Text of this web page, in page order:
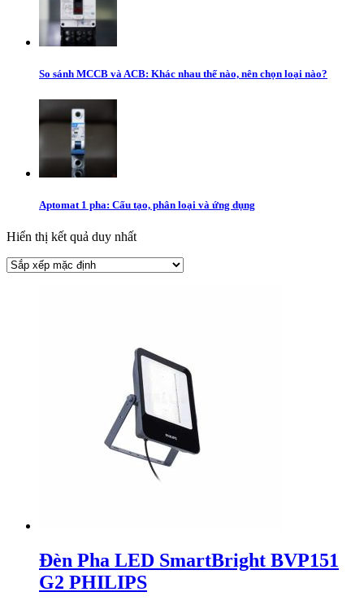
So sánh MCCB và ACB: Khác nhau thế nào, nên chọn loại nào?
Aptomat 1 pha: Cấu tạo, phân loại và ứng dụng
Hiển thị kết quả duy nhất
Đèn Pha LED SmartBright BVP151
G2 PHILIPS